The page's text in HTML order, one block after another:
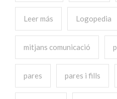
Leer más Logopedia
mitjans comunicació
pares pares i fills